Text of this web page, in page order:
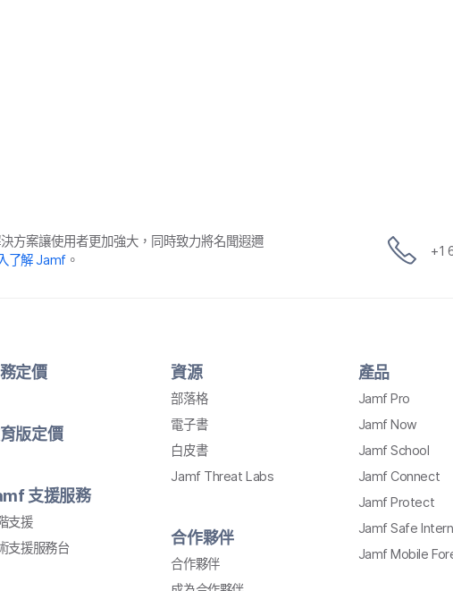
方案​讓​使用​者​更​加強​大，​同時​致力​將​名聞​遐邇​
了​解Jamf。
+1
定​價
版定​價
支援​服務
支援
支援​服務​台
資源
部​落格
電子書
白皮書
Jamf Threat Labs
合作​夥伴
合作​夥伴
產品
Jamf Pro
Jamf Now
Jamf School
Jamf Connect
Jamf Protect
Jamf Safe
Jamf Mobile